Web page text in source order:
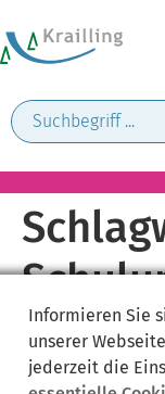
Informieren Sie
unserer
jederzeit die